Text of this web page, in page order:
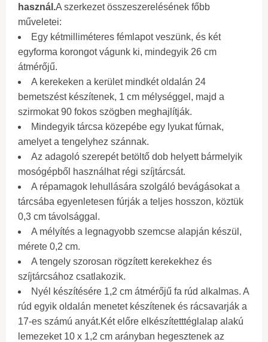
használ.A szerkezet összeszerelésének főbb
műveletei:
Egy kétmilliméteres fémlapot veszünk, és két
egyforma korongot vágunk ki, mindegyik 26 cm
átmérőjű.
A kerekeken a kerület mindkét oldalán 24
bemetszést készítenek, 1 cm mélységgel, majd a
szirmokat 90 fokos szögben meghajlítják.
Mindegyik tárcsa közepébe egy lyukat fúrnak,
amelyet a tengelyhez szánnak.
Az adagoló szerepét betöltő dob helyett bármelyik
mosógépből használhat régi szíjtárcsát.
A répamagok lehullására szolgáló bevágásokat a
tárcsába egyenletesen fúrják a teljes hosszon, köztük
0,3 cm távolsággal.
A mélyítés a legnagyobb szemcse alapján készül,
mérete 0,2 cm.
A tengely szorosan rögzített kerekekhez és
szíjtárcsához csatlakozik.
Nyél készítésére 1,2 cm átmérőjű fa rúd alkalmas. A
rúd egyik oldalán menetet készítenek és rácsavarják a
17-es számú anyát.Két előre elkészítetttéglalap alakú
lemezeket 10 x 1,2 cm arányban hegesztenek az